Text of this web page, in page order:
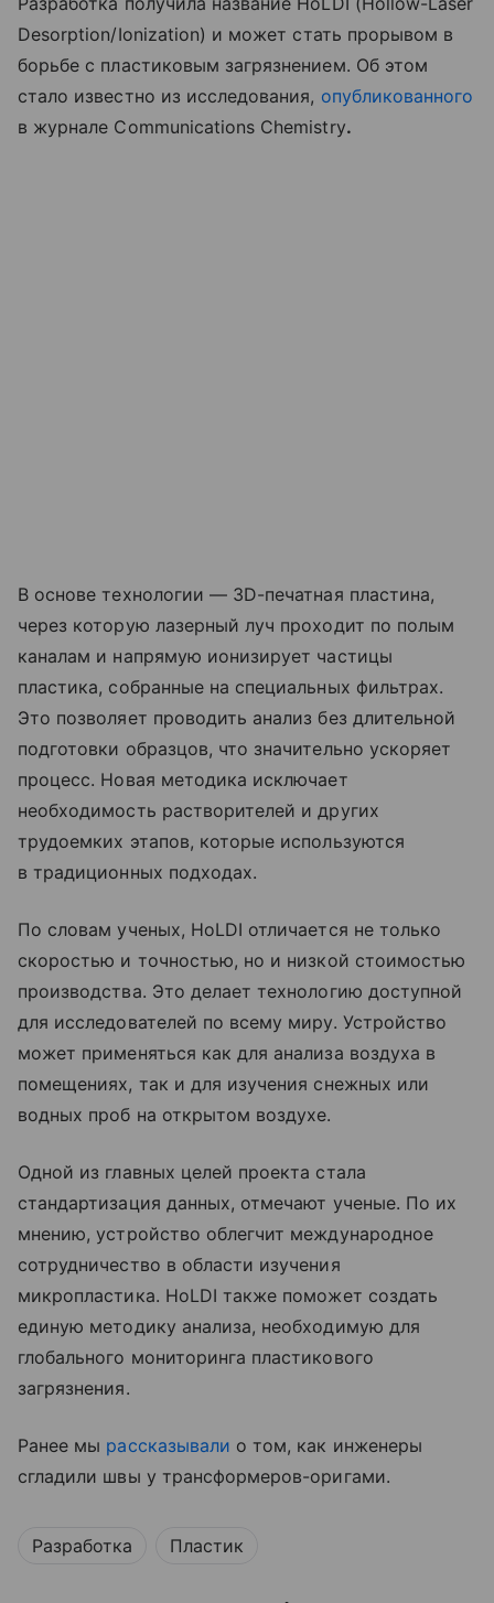
Desorption/Ionization) и может стать прорывом в
борьбе с пластиковым загрязнением. Об этом
стало известно из исследования, опубликованного
в журнале Communications Chemistry.
В основе технологии — 3D-печатная пластина,
через которую лазерный луч проходит по полым
каналам и напрямую ионизирует частицы
пластика, собранные на специальных фильтрах.
Это позволяет проводить анализ без длительной
подготовки образцов, что значительно ускоряет
процесс. Новая методика исключает
необходимость растворителей и других
трудоемких этапов, которые используются
в традиционных подходах.
По словам ученых, HoLDI отличается не только
скоростью и точностью, но и низкой стоимостью
производства. Это делает технологию доступной
для исследователей по всему миру. Устройство
может применяться как для анализа воздуха в
помещениях, так и для изучения снежных или
водных проб на открытом воздухе.
Одной из главных целей проекта стала
стандартизация данных, отмечают ученые. По их
мнению, устройство облегчит международное
сотрудничество в области изучения
микропластика. HoLDI также поможет создать
единую методику анализа, необходимую для
глобального мониторинга пластикового
загрязнения.
Ранее мы рассказывали о том, как инженеры
сгладили швы у трансформеров-оригами.
Разработка Пластик